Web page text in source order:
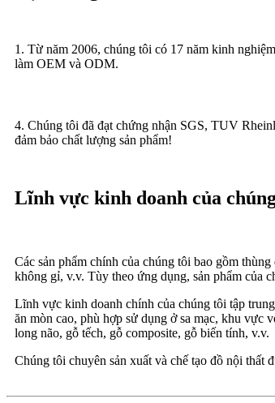
1. Từ năm 2006, chúng tôi có 17 năm kinh
làm OEM và ODM.
4. Chúng tôi đã đạt chứng nhận SGS, TUV
đảm bảo chất lượng sản phẩm!
Lĩnh vực kinh doanh của
Các sản phẩm chính của chúng tôi bao gồm
không gỉ, v.v. Tùy theo ứng dụng, sản phẩm của
Lĩnh vực kinh doanh chính của chúng tôi tập
ăn mòn cao, phù hợp sử dụng ở sa mạc, khu vực
long não, gỗ tếch, gỗ composite, gỗ biến tính, v.v.
Chúng tôi chuyên sản xuất và chế tạo đồ nội thất